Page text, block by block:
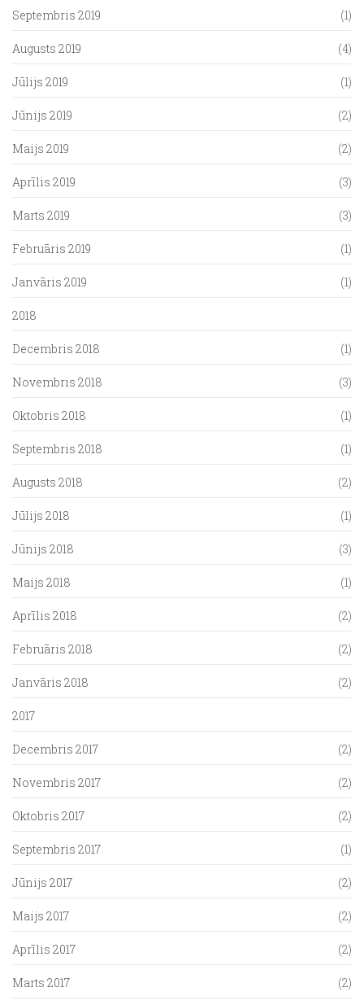
Septembris 2019 (1)
Augusts 2019 (4)
Jūlijs 2019 (1)
Jūnijs 2019 (2)
Maijs 2019 (2)
Aprīlis 2019 (3)
Marts 2019 (3)
Februāris 2019 (1)
Janvāris 2019 (1)
2018
Decembris 2018 (1)
Novembris 2018 (3)
Oktobris 2018 (1)
Septembris 2018 (1)
Augusts 2018 (2)
Jūlijs 2018 (1)
Jūnijs 2018 (3)
Maijs 2018 (1)
Aprīlis 2018 (2)
Februāris 2018 (2)
Janvāris 2018 (2)
2017
Decembris 2017 (2)
Novembris 2017 (2)
Oktobris 2017 (2)
Septembris 2017 (1)
Jūnijs 2017 (2)
Maijs 2017 (2)
Aprīlis 2017 (2)
Marts 2017 (2)